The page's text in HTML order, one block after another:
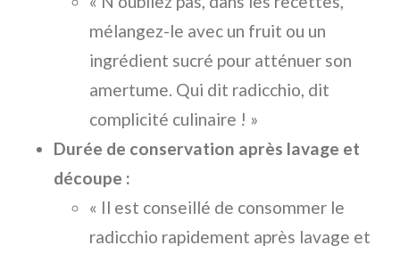
mélangez-le avec un fruit ou un
ingrédient sucré pour atténuer son
amertume. Qui dit radicchio, dit
complicité culinaire ! »
Durée de conservation après lavage et
découpe :
« Il est conseillé de consommer le
radicchio rapidement après lavage et